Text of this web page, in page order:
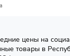
цены на
товары в